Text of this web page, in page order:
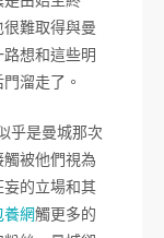
難取得與曼
想和這些明
溜走了。
乎是曼城那次
被他們視為
的立場和其
養網觸更多的